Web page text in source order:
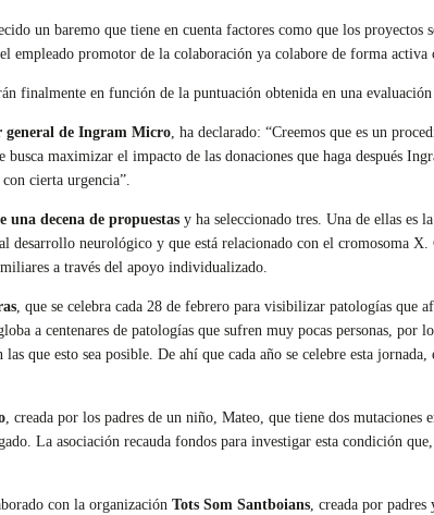
un baremo que tiene en cuenta factores como que los
empleado promotor de la colaboración ya colabore de forma activa
finalmente en función de la puntuación obtenida en una
general de Ingram Micro , ha declarado: “Creemos que es un
busca maximizar el impacto de las donaciones que haga después
cierta urgencia”.
una decena de propuestas y ha seleccionado tres. Una de ellas es la
desarrollo neurológico y que está relacionado con el
a través del apoyo individualizado.
, que se celebra cada 28 de febrero para visibilizar patologías
a centenares de patologías que sufren muy pocas personas,
que esto sea posible. De ahí que cada año se celebre esta
, creada por los padres de un niño, Mateo, que tiene dos
La asociación recauda fondos para investigar esta condición
con la organización Tots Som Santboians , creada por